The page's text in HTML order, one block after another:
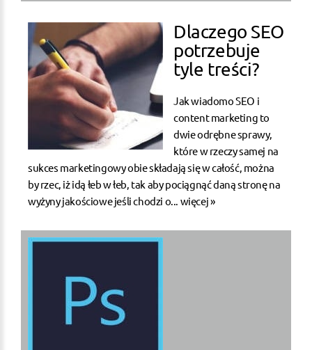
Dlaczego SEO
potrzebuje
tyle treści?
Jak wiadomo SEO i
content marketing to
dwie odrębne sprawy,
które w rzeczy samej na
sukces marketingowy obie składają się w całość, można
by rzec, iż idą łeb w łeb, tak aby pociągnąć daną stronę na
wyżyny jakościowe jeśli chodzi o... więcej »